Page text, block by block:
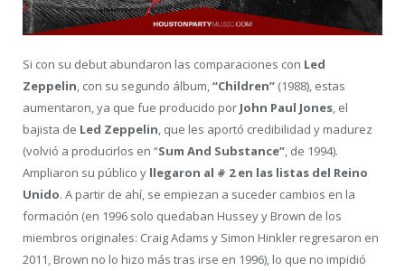
Si con su debut abundaron las comparaciones con Led
Zeppelin, con su segundo álbum,“Children” (1988), estas
aumentaron, ya que fue producido por John Paul Jones, el
bajista de Led Zeppelin, que les aportó credibilidad y madurez
(volvió a producirlos en “Sum And Substance”, de 1994).
Ampliaron su público y llegaron al # 2 en las listas del Reino
Unido. A partir de ahí, se empiezan a suceder cambios en la
formación (en 1996 solo quedaban Hussey y Brown de los
miembros originales: Craig Adams y Simon Hinkler regresaron en
2011, Brown no lo hizo más tras irse en 1996), lo que no impidió